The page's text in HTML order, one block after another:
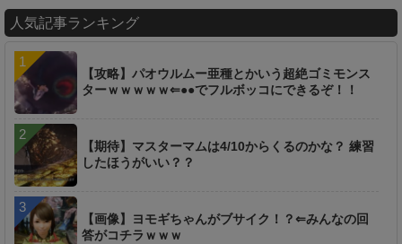
人気記事ランキング
【攻略】パオウルムー亜種とかいう超絶ゴミモンス
ターｗｗｗｗｗ⇐●●でフルボッコにできるぞ！！
【期待】マスターマムは4/10からくるのかな？ 練習
したほうがいい？？
【画像】ヨモギちゃんがブサイク！？⇐みんなの回
答がコチラｗｗｗ